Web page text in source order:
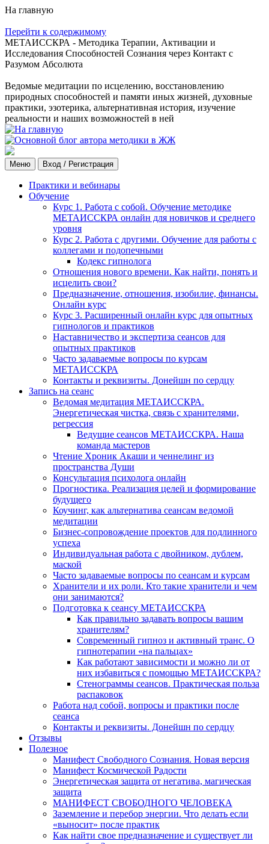
На главную
Перейти к содержимому
МЕТАИССКРА - Методика Терапии, Активации и
Исследования Способностей Сознания через Контакт с
Разумом Абсолюта
Ведомые медитации по исцелению, восстановлению
природных способностей и памяти иных жизней, духовные
практики, эзотерика, альтернативная история, изучение
реальности и наших возможностей в ней
Меню Вход / Регистрация
Практики и вебинары
Обучение
Курс 1. Работа с собой. Обучение методике
МЕТАИССКРА онлайн для новичков и среднего
уровня
Курс 2. Работа с другими. Обучение для работы с
коллегами и подопечными
Кодекс гипнолога
Отношения нового времени. Как найти, понять и
исцелить свои?
Предназначение, отношения, изобилие, финансы.
Онлайн курс
Курс 3. Расширенный онлайн курс для опытных
гипнологов и практиков
Наставничество и экспертиза сеансов для
опытных практиков
Часто задаваемые вопросы по курсам
МЕТАИССКРА
Контакты и реквизиты. Донейшн по сердцу
Запись на сеанс
Ведомая медитация МЕТАИССКРА.
Энергетическая чистка, связь с хранителями,
регрессия
Ведущие сеансов МЕТАИССКРА. Наша
команда мастеров
Чтение Хроник Акаши и ченнелинг из
пространства Души
Консультация психолога онлайн
Прогностика. Реализация целей и формирование
будущего
Коучинг, как альтернатива сеансам ведомой
медитации
Бизнес-сопровождение проектов для подлинного
успеха
Индивидуальная работа с двойником, дублем,
маской
Часто задаваемые вопросы по сеансам и курсам
Хранители и их роли. Кто такие хранители и чем
они занимаются?
Подготовка к сеансу МЕТАИССКРА
Как правильно задавать вопросы вашим
хранителям?
Современный гипноз и активный транс. О
гипнотерапии «на пальцах»
Как работают зависимости и можно ли от
них избавиться с помощью МЕТАИССКРА?
Стенограммы сеансов. Практическая польза
распаковок
Работа над собой, вопросы и практики после
сеанса
Контакты и реквизиты. Донейшн по сердцу
Отзывы
Полезное
Манифест Свободного Сознания. Новая версия
Манифест Космической Радости
Энергетическая защита от негатива, магическая
защита
МАНИФЕСТ СВОБОДНОГО ЧЕЛОВЕКА
Заземление и перебор энергии. Что делать если
«выносит» после практик
Как найти свое предназначение и существует ли